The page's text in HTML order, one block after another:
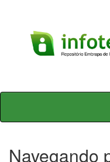
Skip
Navegando